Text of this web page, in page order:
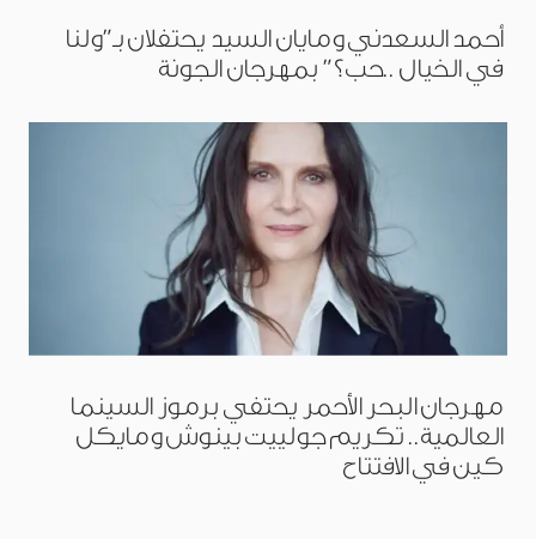
أحمد السعدني ومايان السيد يحتفلان بـ”ولنا
في الخيال ..حب؟” بمهرجان الجونة
مهرجان البحر الأحمر يحتفي برموز السينما
العالمية.. تكريم جولييت بينوش ومايكل
كين في الافتتاح